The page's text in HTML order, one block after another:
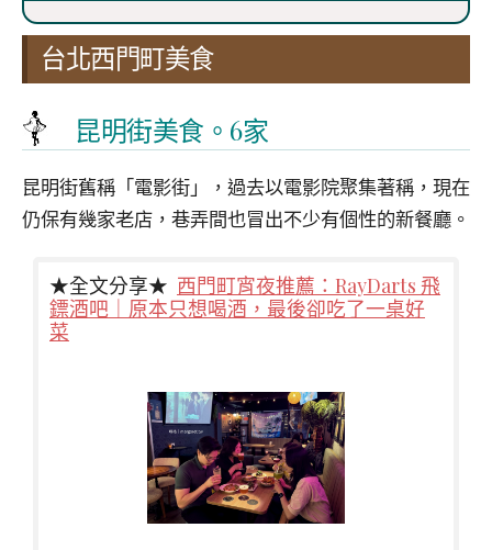
台北西門町美食
昆明街美食。6家
昆明街舊稱「電影街」，過去以電影院聚集著稱，現在
仍保有幾家老店，巷弄間也冒出不少有個性的新餐廳。
★全文分享★ 西門町宵夜推薦：RayDarts 飛
鏢酒吧｜原本只想喝酒，最後卻吃了一桌好
菜